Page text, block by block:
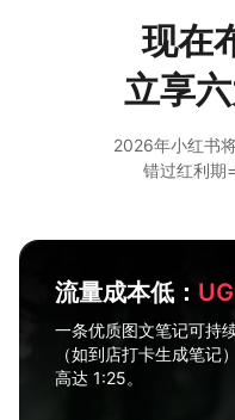
现在
立享
2026年小红书
错过红利期
流量成本低：
一条优质图文笔记可持
（如到店打卡生成笔
高达 1:25。